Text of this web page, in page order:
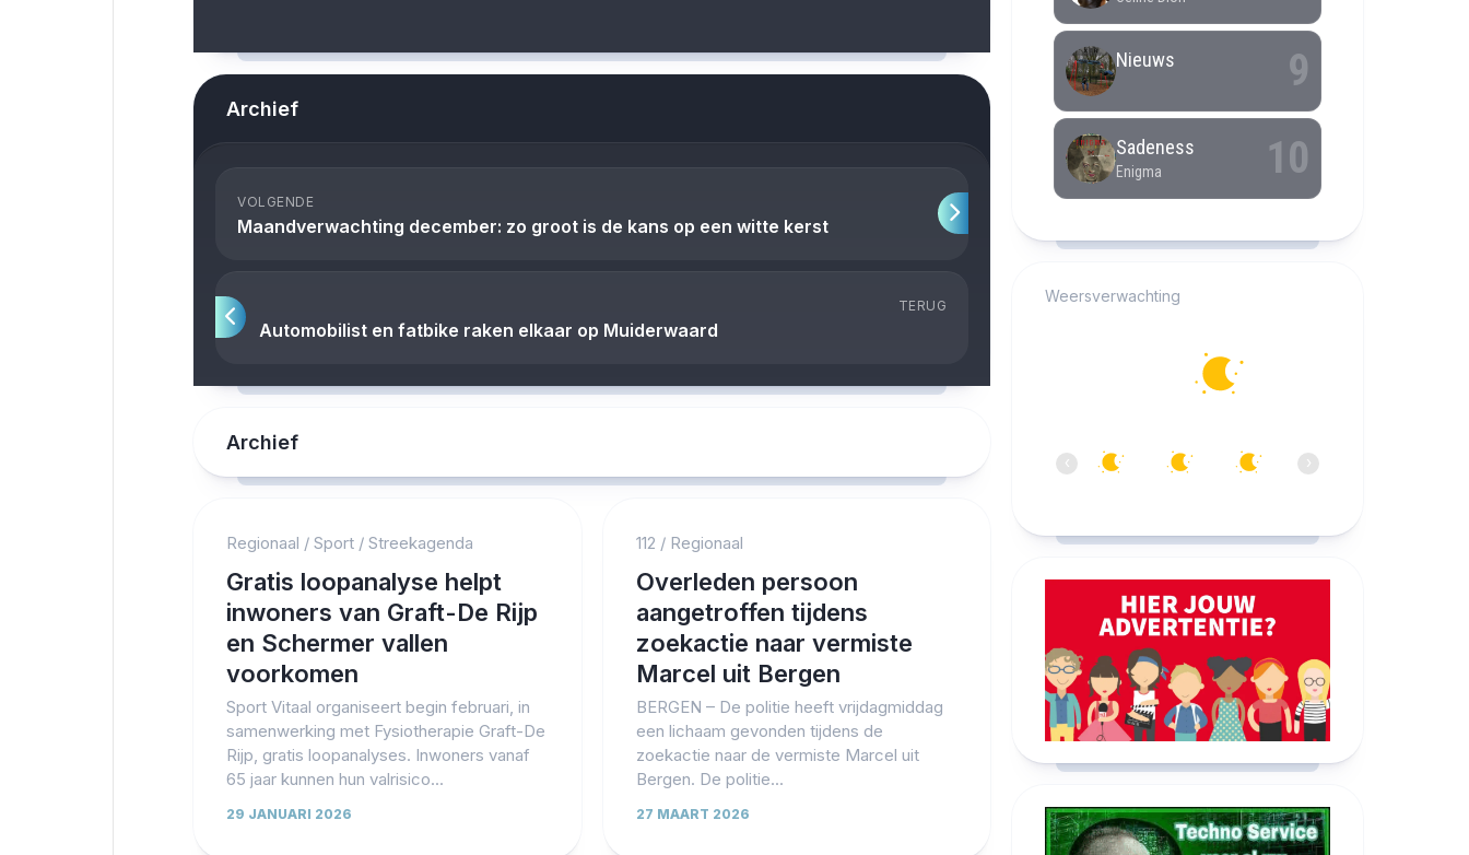
Archief
VOLGENDE
Maandverwachting december: zo groot is de kans op een witte kerst
TERUG
Automobilist en fatbike raken elkaar op Muiderwaard
Archief
Regionaal / Sport / Streekagenda
Gratis loopanalyse helpt
inwoners van Graft-De Rijp
en Schermer vallen
voorkomen
Sport Vitaal organiseert begin februari, in
samenwerking met Fysiotherapie Graft-De
Rijp, gratis loopanalyses. Inwoners vanaf
65 jaar kunnen hun valrisico...
29 JANUARI 2026
112 / Regionaal
Overleden persoon
aangetroffen tijdens
zoekactie naar vermiste
Marcel uit Bergen
BERGEN – De politie heeft vrijdagmiddag
een lichaam gevonden tijdens de
zoekactie naar de vermiste Marcel uit
Bergen. De politie...
27 MAART 2026
Weersverwachting
‹ ›